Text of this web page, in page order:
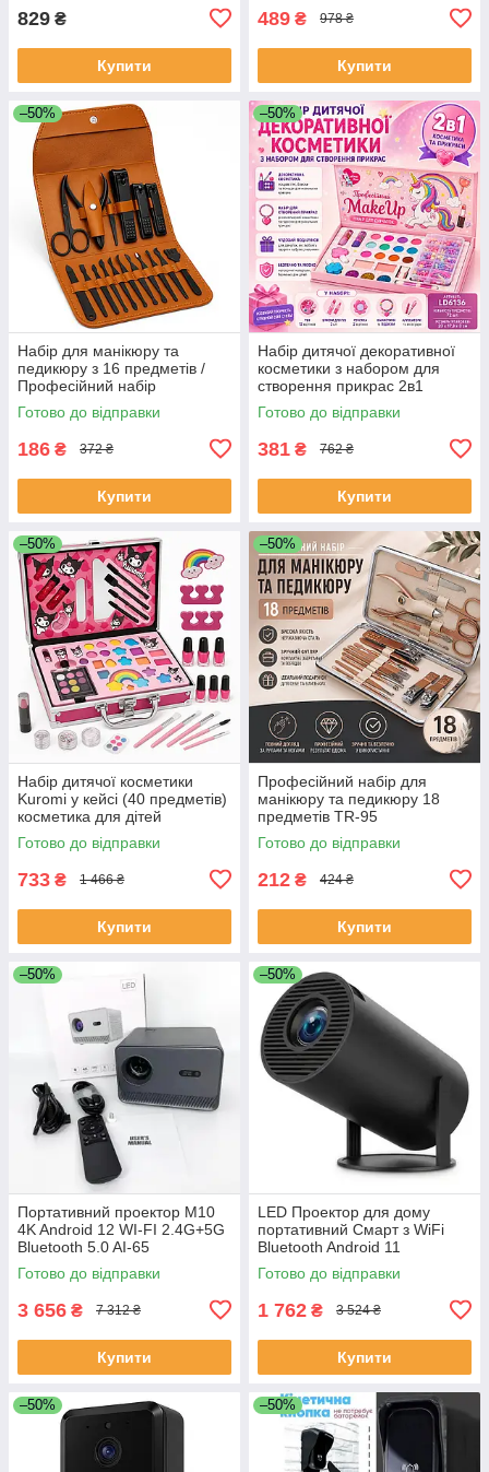
829 ₴
Купити
489 ₴ 978 ₴
Купити
–50%
Набір для манікюру та
педикюру з 16 предметів /
Професійний набір
інструментів 16 в 1 з
нержавіючої сталі у футлярі
Готово до відправки
186 ₴ 372 ₴
Купити
–50%
Набір дитячої декоративної
косметики з набором для
створення прикрас 2в1
MakeUp Набір для дівчаток
BC-25
Готово до відправки
381 ₴ 762 ₴
Купити
–50%
Набір дитячої косметики
Kuromi у кейсі (40 предметів)
косметика для дітей
косметика дитяча YF-93
Готово до відправки
733 ₴ 1 466 ₴
Купити
–50%
Професійний набір для
манікюру та педикюру 18
предметів TR-95
Готово до відправки
212 ₴ 424 ₴
Купити
–50%
Портативний проектор M10
4K Android 12 WI-FI 2.4G+5G
Bluetooth 5.0 AI-65
Готово до відправки
3 656 ₴ 7 312 ₴
Купити
–50%
LED Проектор для дому
портативний Смарт з WiFi
Bluetooth Android 11
1280х720р Black LC-68
Готово до відправки
1 762 ₴ 3 524 ₴
Купити
–50% –50%